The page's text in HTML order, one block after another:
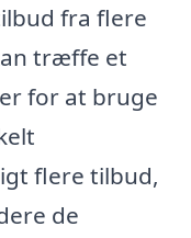
fra flere
træffe et
for at bruge
flere tilbud,
de